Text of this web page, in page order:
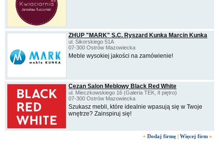
ZHUP "MARK" S.C. Ryszard Kunka Marcin Kunka
ul. Sikorskiego 51A
07-300 Ostrów Mazowiecka
Meble wysokiej jakości na zamówienie!
Cezan Salon Meblowy Black Red White
ul. Mieczkowskiego 16 (Galeria TEK, II piętro)
07-300 Ostrów Mazowiecka
Szukasz mebli, które idealnie wpasują się w Twoje
wnętrze? Zainspiruj się!
+ Dodaj firmę | Więcej firm »